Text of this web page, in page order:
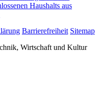
Haushalts aus
Barrierefreiheit Sitemap
Wirtschaft und Kultur